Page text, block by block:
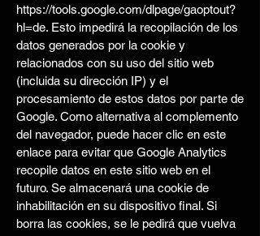
https://tools.google.com/dlpage/gaoptout?
hl=de. Esto impedirá la recopilación de los
datos generados por la cookie y
relacionados con su uso del sitio web
(incluida su dirección IP) y el
procesamiento de estos datos por parte de
Google. Como alternativa al complemento
del navegador, puede hacer clic en este
enlace para evitar que Google Analytics
recopile datos en este sitio web en el
futuro. Se almacenará una cookie de
inhabilitación en su dispositivo final. Si
borra las cookies, se le pedirá que vuelva